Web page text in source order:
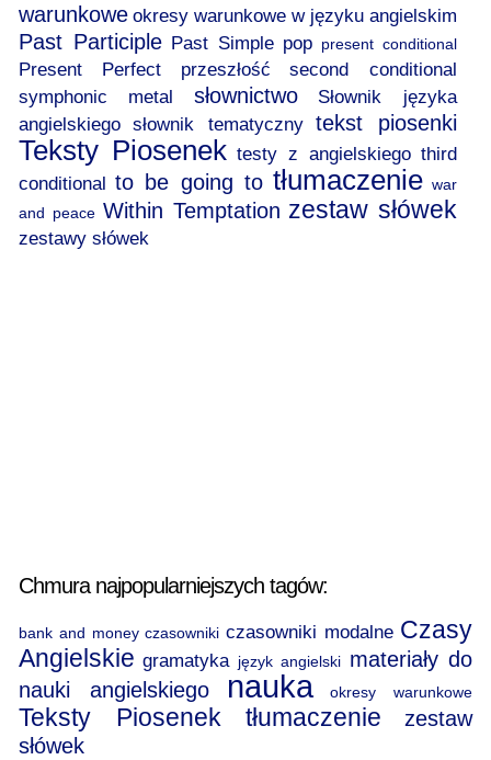
warunkowe okresy warunkowe w języku angielskim
Past Participle Past Simple pop present conditional
Present Perfect przeszłość
second conditional
symphonic metal
słownictwo
Słownik języka
angielskiego słownik tematyczny tekst piosenki
Teksty Piosenek testy z angielskiego third
conditional to be going to tłumaczenie war
and peace Within Temptation zestaw słówek
zestawy słówek
Chmura najpopularniejszych tagów:
bank and money czasowniki czasowniki modalne Czasy
Angielskie gramatyka język angielski materiały do
nauki angielskiego
nauka okresy warunkowe
Teksty Piosenek tłumaczenie
zestaw
słówek